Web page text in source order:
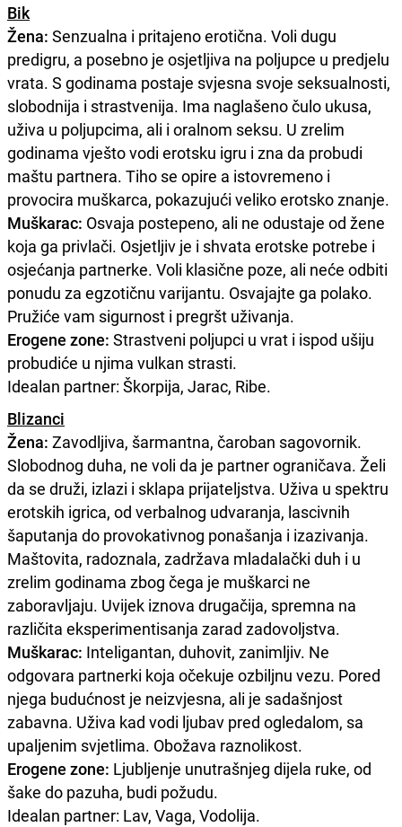
Bik
Žena: Senzualna i pritajeno erotična. Voli dugu
predigru, a posebno je osjetljiva na poljupce u predjelu
vrata. S godinama postaje svjesna svoje seksualnosti,
slobodnija i strastvenija. Ima naglašeno čulo ukusa,
uživa u poljupcima, ali i oralnom seksu. U zrelim
godinama vješto vodi erotsku igru i zna da probudi
maštu partnera. Tiho se opire a istovremeno i
provocira muškarca, pokazujući veliko erotsko znanje.
Muškarac: Osvaja postepeno, ali ne odustaje od žene
koja ga privlači. Osjetljiv je i shvata erotske potrebe i
osjećanja partnerke. Voli klasične poze, ali neće odbiti
ponudu za egzotičnu varijantu. Osvajajte ga polako.
Pružiće vam sigurnost i pregršt uživanja.
Erogene zone: Strastveni poljupci u vrat i ispod ušiju
probudiće u njima vulkan strasti.
Idealan partner: Škorpija, Jarac, Ribe.
Blizanci
Žena: Zavodljiva, šarmantna, čaroban sagovornik.
Slobodnog duha, ne voli da je partner ograničava. Želi
da se druži, izlazi i sklapa prijateljstva. Uživa u spektru
erotskih igrica, od verbalnog udvaranja, lascivnih
šaputanja do provokativnog ponašanja i izazivanja.
Maštovita, radoznala, zadržava mladalački duh i u
zrelim godinama zbog čega je muškarci ne
zaboravljaju. Uvijek iznova drugačija, spremna na
različita eksperimentisanja zarad zadovoljstva.
Muškarac: Inteligantan, duhovit, zanimljiv. Ne
odgovara partnerki koja očekuje ozbiljnu vezu. Pored
njega budućnost je neizvjesna, ali je sadašnjost
zabavna. Uživa kad vodi ljubav pred ogledalom, sa
upaljenim svjetlima. Obožava raznolikost.
Erogene zone: Ljubljenje unutrašnjeg dijela ruke, od
šake do pazuha, budi požudu.
Idealan partner: Lav, Vaga, Vodolija.